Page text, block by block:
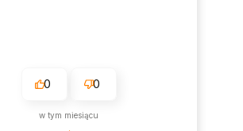
0 0
w tym miesiącu